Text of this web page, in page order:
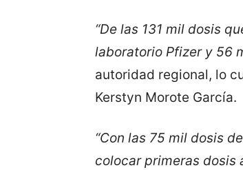
“De las 131 mil dosis
laboratorio Pfizer y 56
autoridad regional, lo
Kerstyn Morote García.
“Con las 75 mil dosis
colocar primeras dosis